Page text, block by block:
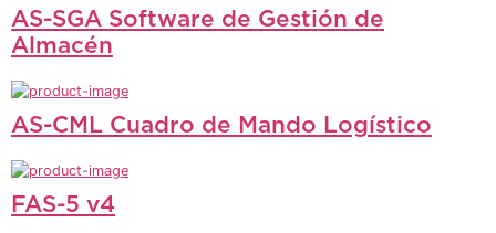
AS-SGA Software de Gestión de
Almacén
AS-CML Cuadro de Mando Logístico
FAS-5 v4